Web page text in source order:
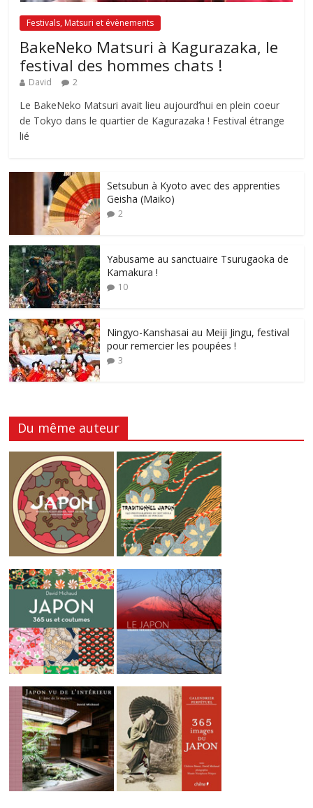
Festivals, Matsuri et évènements
BakeNeko Matsuri à Kagurazaka, le
festival des hommes chats !
David 2
Le BakeNeko Matsuri avait lieu aujourd’hui en plein coeur
de Tokyo dans le quartier de Kagurazaka ! Festival étrange
lié
Setsubun à Kyoto avec des apprenties
Geisha (Maiko)
2
Yabusame au sanctuaire Tsurugaoka de
Kamakura !
10
Ningyo-Kanshasai au Meiji Jingu, festival
pour remercier les poupées !
3
Du même auteur